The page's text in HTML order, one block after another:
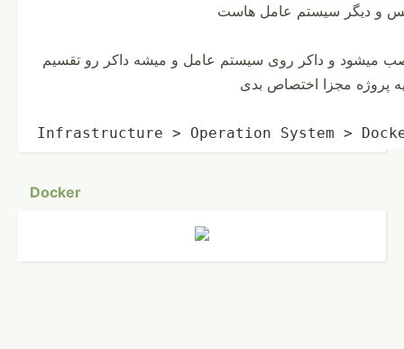
و دیگر سیستم عامل هاست
میشود و داکر روی سیستم عامل و میشه داکر رو تقسیم
پروژه مجزا اختصاص بدی
Infras­tru­cture > Operation System >
Docker